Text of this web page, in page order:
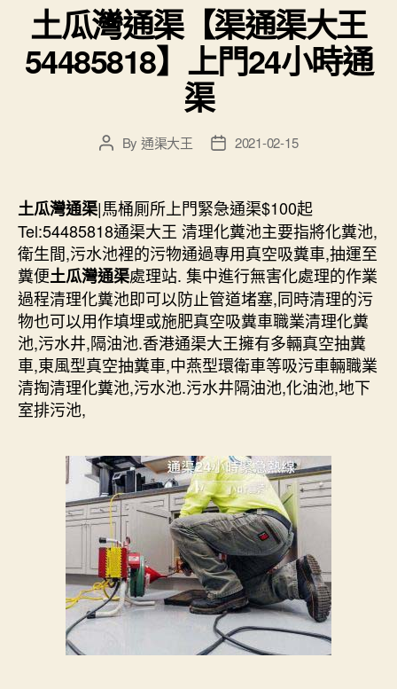
土瓜灣通渠【渠通渠大王
54485818】上門24小時通
渠
PostBy 通渠大王
Post2021-02-15
土瓜灣通渠|馬桶厠所上門緊急通渠$100起
Tel:54485818通渠大王 清理化糞池主要指將化糞池,
衛生間,污水池裡的污物通過專用真空吸糞車,抽運至
糞便土瓜灣通渠處理站. 集中進行無害化處理的作業
過程清理化糞池即可以防止管道堵塞,同時清理的污
物也可以用作填埋或施肥真空吸糞車職業清理化糞
池,污水井,隔油池.香港通渠大王擁有多輛真空抽糞
車,東風型真空抽糞車,中燕型環衛車等吸污車輛職業
清掏清理化糞池,污水池.污水井隔油池,化油池,地下
室排污池,